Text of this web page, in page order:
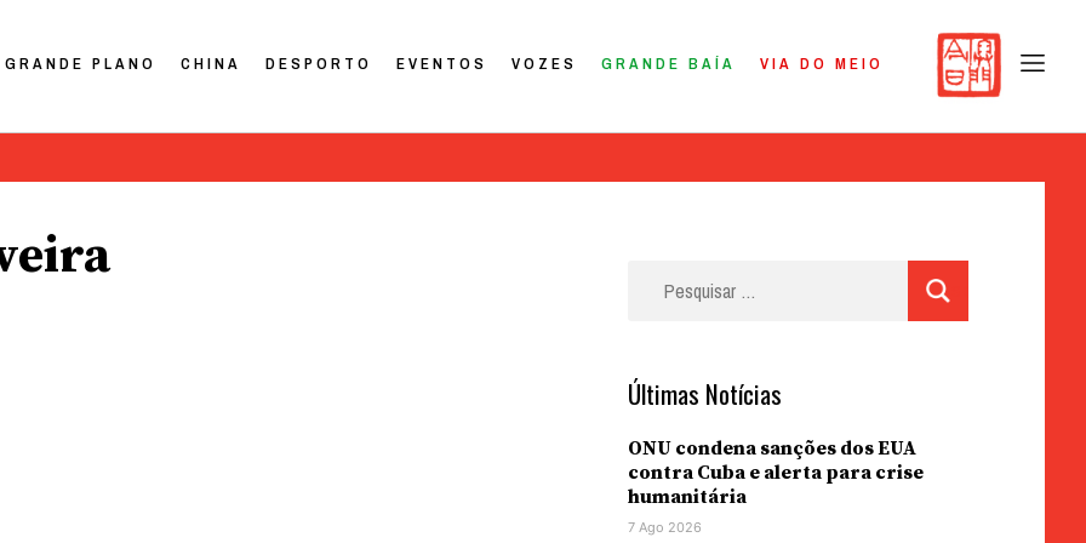
GRANDE PLANO CHINA DESPORTO EVENTOS VOZES GRANDE BAÍA VIA DO MEIO
Últimas Notícias
ONU condena sanções dos EUA
contra Cuba e alerta para crise
humanitária
7 Ago 2026